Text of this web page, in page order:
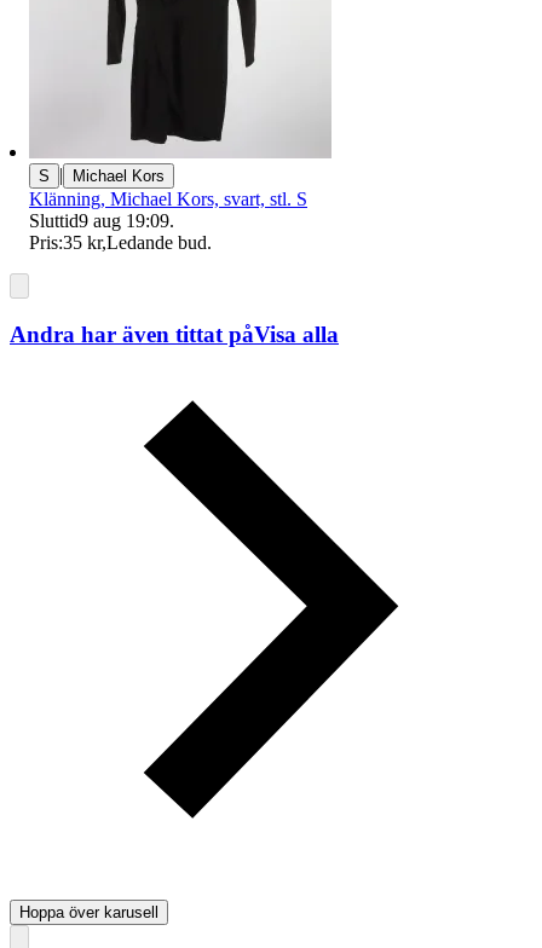
S | Michael Kors
Klänning, Michael Kors, svart, stl. S
Sluttid9 aug 19:09.
Pris:35 kr,Ledande bud.
Andra har även tittat påVisa alla
Hoppa över karusell